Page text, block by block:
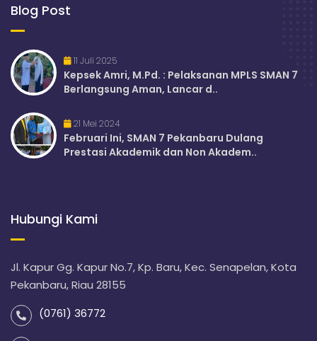
Blog Post
11 Juli 2025
Kepsek Amri, M.Pd. : Pelaksanan MPLS SMAN 7
Berlangsung Aman, Lancar d..
21 Mei 2024
Februari Ini, SMAN 7 Pekanbaru Dulang
Prestasi Akademik dan Non Akadem..
Hubungi Kami
Jl. Kapur Gg. Kapur No.7, Kp. Baru, Kec. Senapelan, Kota
Pekanbaru, Riau 28155
(0761) 36772